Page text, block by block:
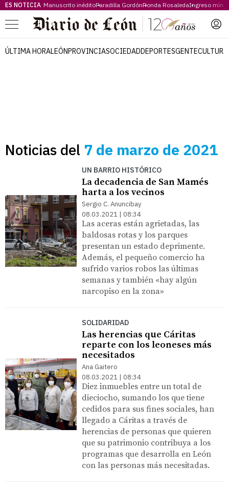
ES NOTICIA Manuscrito inéditoParadilla GordónRonda RosaledaIngreso
Menú
ÚLTIMA HORALEÓNPROVINCIASOCIEDADDEPORTESGENTECULTURA
Noticias del 7 de marzo de 2021
UN BARRIO HISTÓRICO
La decadencia de San Mamés
harta a los vecinos
Sergio C. Anuncibay
08.03.2021 | 08:34
Las aceras están agrietadas, las
baldosas rotas y los parques
presentan un estado deprimente.
Además, el pequeño comercio ha
sufrido varios robos las últimas
semanas y también «hay algún
narcopiso en la zona»
SOLIDARIDAD
Las herencias que Cáritas
reparte con los leoneses más
necesitados
Ana Gaitero
08.03.2021 | 08:34
Diez inmuebles entre un total de
dieciocho, sumando los que tiene
cedidos para sus fines sociales, han
llegado a Cáritas a través de
herencias de personas que quieren
que su patrimonio contribuya a los
programas que desarrolla en León
con las personas más necesitadas.